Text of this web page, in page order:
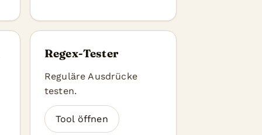
Regex-Tester
Reguläre Ausdrücke
testen.
Tool öffnen